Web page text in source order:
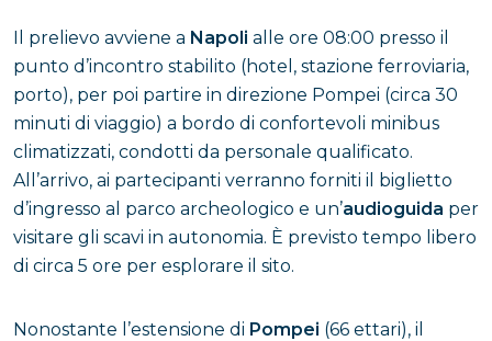
Il prelievo avviene a Napoli alle ore 08:00 presso il
punto d’incontro stabilito (hotel, stazione ferroviaria,
porto), per poi partire in direzione Pompei (circa 30
minuti di viaggio) a bordo di confortevoli minibus
climatizzati, condotti da personale qualificato.
All’arrivo, ai partecipanti verranno forniti il biglietto
d’ingresso al parco archeologico e un’audioguida per
visitare gli scavi in autonomia. È previsto tempo libero
di circa 5 ore per esplorare il sito.
Nonostante l’estensione di Pompei (66 ettari), il